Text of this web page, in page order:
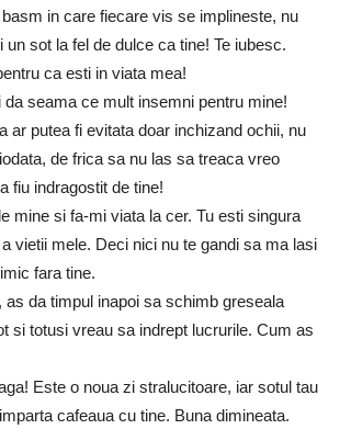
in care fiecare vis se implineste, nu
sot la fel de dulce ca tine! Te iubesc.
ca esti in viata mea!
da seama ce mult insemni pentru mine!
ar putea fi evitata doar inchizand ochii, nu
de frica sa nu las sa treaca vreo
fiu indragostit de tine!
mine si fa-mi viata la cer. Tu esti singura
vietii mele. Deci nici nu te gandi sa ma lasi
fara tine.
as da timpul inapoi sa schimb greseala
si totusi vreau sa indrept lucrurile. Cum as
Este o noua zi stralucitoare, iar sotul tau
cafeaua cu tine. Buna dimineata.